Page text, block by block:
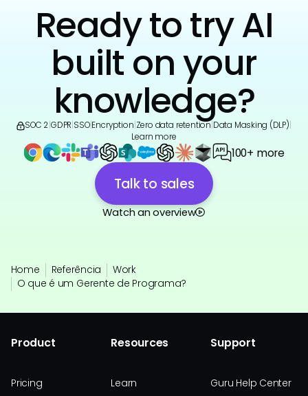
Ready to try AI
built on your
knowledge?
SOC 2 GDPR SSO|Encryption Zero data retention Data Masking (DLP)
Learn more
100+ more
Talk to sales
Watch an overview
Home Referência
Work
O que é um Gerente de Programa?
Product
Pricing
Resources
Learn
Support
Guru Help Center